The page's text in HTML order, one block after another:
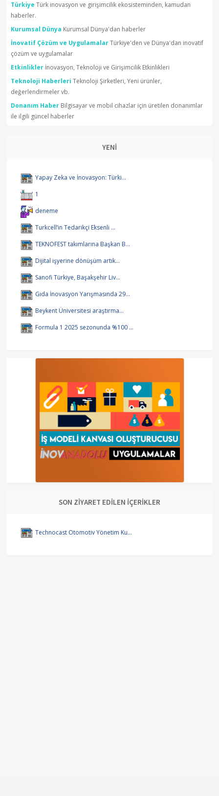
Türkiye Türk inovasyon ve girişimcilik ekosisteminden, kamudan
haberler.
Kurumsal Dünya Kurumsal Dünya'dan haberler
İnovatif Çözüm ve UygulamalarTürkiye'den ve Dünya'dan inovatif
çözüm ve uygulamalar
Etkinlikler İnovasyon, Teknoloji ve Girişimcilik Etkinlikleri
Teknoloji Haberleri Teknoloji Şirketleri, Yeni ürünler,
değerlendirmeler vb.
Donanım Haber Bilgisayar ve mobil cihazlar için üretilen donanımlar
ile ilgili güncel haberler
YENİ
Yapay Zeka ve İnovasyon: Türki...
1
deneme
Turkcell’in Tedarikçi Eksenli ...
TEKNOFEST takımlarına Başkan B...
Dijital işyerine dönüşüm artık...
Sanofi Türkiye, Başakşehir Liv...
Gıda İnovasyon Yarışmasında 29...
Beykent Üniversitesi araştırma...
Formula 1 2025 sezonunda %100 ...
SON ZİYARET EDİLEN İÇERİKLER
Technocast Otomotiv Yönetim Ku...